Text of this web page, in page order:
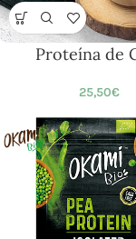
Proteína de
25,50€